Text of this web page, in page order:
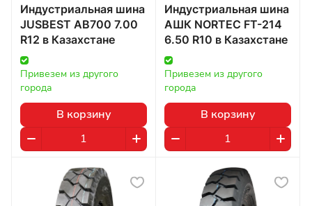
Индустриальная шина
JUSBEST AB700 7.00
R12 в Казахстане
Привезем из другого
города
В корзину
Индустриальная шина
АШК NORTEC FT-214
6.50 R10 в Казахстане
Привезем из другого
города
В корзину